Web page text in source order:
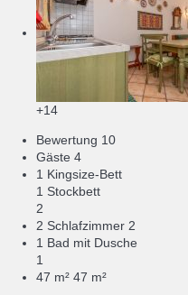
+14
Bewertung 10
Gäste 4
1 Kingsize-Bett
1 Stockbett
2
2 Schlafzimmer 2
1 Bad mit Dusche
1
47 m² 47 m²